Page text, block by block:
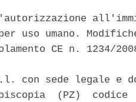
uso umano.
CE n. 1234/
con sede legale e
(PZ)